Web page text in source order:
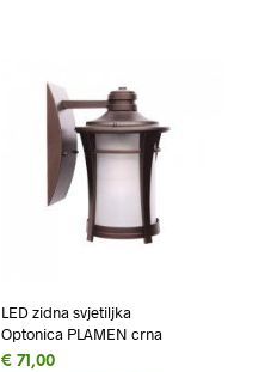
LED zidna svjetiljka
Optonica PLAMEN crna
€ 71,00